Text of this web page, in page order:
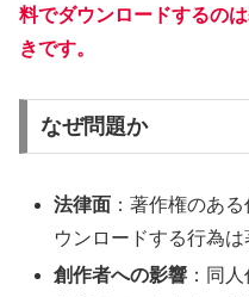
料でダウンロードするの
きです。
なぜ問題か
法律面 ：著作権のあ
ウンロードする行為は
創作者への影響 ：同